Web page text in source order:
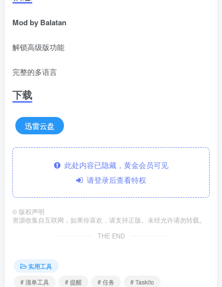
Mod by Balatan
解锁高级版功能
完整的多语言
下载
迅雷云盘
此处内容已隐藏，黄金会员可见
请登录后查看特权
© 版权声明
资源收集自互联网，如果你喜欢，请支持正版。未经允许请勿转载。
THE END
实用工具
# 清单工具
# 提醒 # 任务 # Taskito